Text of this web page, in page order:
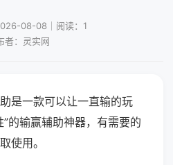
08-08｜阅读：1
者：灵实网
是一款可以让一直输的玩
的输赢辅助神器，有需要的
使用。